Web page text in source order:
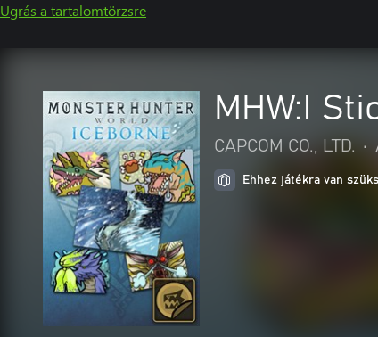
Ugrás a tartalomtörzsre
MHW:I
CAPCOM CO., LTD. •
Ehhez játékra van